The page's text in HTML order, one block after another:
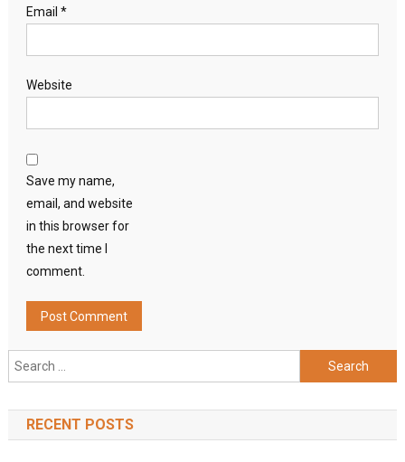
Email *
Website
Save my name,
email, and website
in this browser for
the next time I
comment.
Search
for:
RECENT POSTS